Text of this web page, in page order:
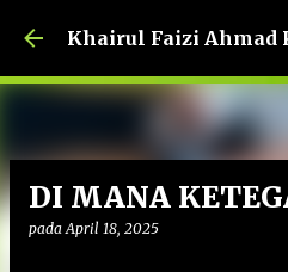
Langkau ke
Khairul Faizi Ahmad
DI MANA
padaApril 18, 2025